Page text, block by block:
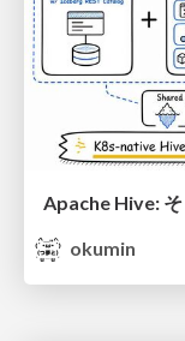
Apache Hive:
okumin